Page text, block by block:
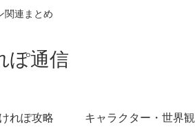
関連まとめ
ぽ通信
れぽ攻略 キャラクター・世界観